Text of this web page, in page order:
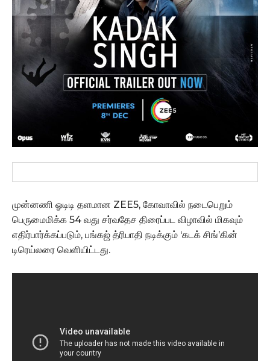
முன்னணி ஓடிடி தளமான ZEE5, கோவாவில் நடைபெறும்
பெருமைமிக்க 54 வது சர்வதேச திரைப்பட விழாவில் மிகவும்
எதிர்பார்க்கப்படும், பங்கஜ் த்ரிபாதி நடிக்கும் ‘கடக் சிங்’கின்
டிரெய்லரை வெளியிட்டது.